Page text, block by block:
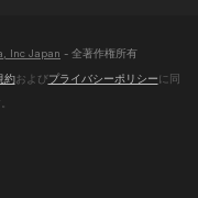
Inc Japan - 全著作権所有
約およびプライバシーポリシーに同